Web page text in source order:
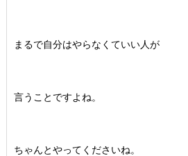
まるで自分はやらなくていい人が
言うことですよね。
ちゃんとやってくださいね。